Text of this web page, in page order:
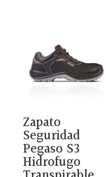
Zapato
Seguridad
Pegaso S3
Hidrofugo